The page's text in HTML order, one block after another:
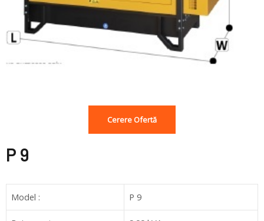
Cerere Ofertă
P 9
Model : P 9